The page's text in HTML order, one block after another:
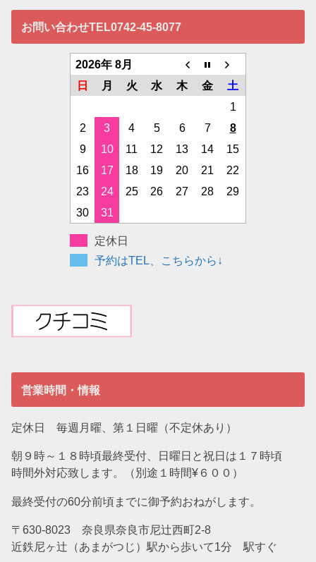
お問い合わせTEL0742-45-8077
2026年 8月
日
月 火 水 木 金
土
1
2
3 4 5 6 7
8
9
10 11 12 13 14
15
16
17 18 19 20 21
22
23
24 25 26 27 28
29
30
31
定休日
予約はTEL、こちらから↓
営業時間・情報
定休日 毎週月曜、第１日曜（不定休あり）
朝９時～１８時頃最終受付、日曜日と祝日は１７時頃
時間外対応致します。（別途１時間¥６００）
最終受付の60分前頃までに御予約おねがします。
〒630-8023 奈良県奈良市尼辻西町2-8
近鉄尼ヶ辻（あまがつじ）駅から歩いて1分 駅すぐ